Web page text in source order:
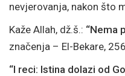
nevjerovanja, nakon što
Kaže Allah, dž.š.: “Nema
značenja – El-Bekare,
“I reci: Istina dolazi od